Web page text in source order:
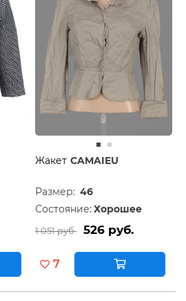
Жакет CAMAIEU
Размер: 46
Состояние: Хорошее
1 051 руб. 526 руб.
7